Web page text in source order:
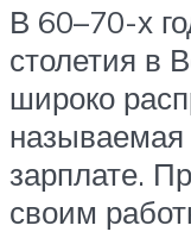
В 60–70-х
столетия в
широко
называемая
зарплате.
своим